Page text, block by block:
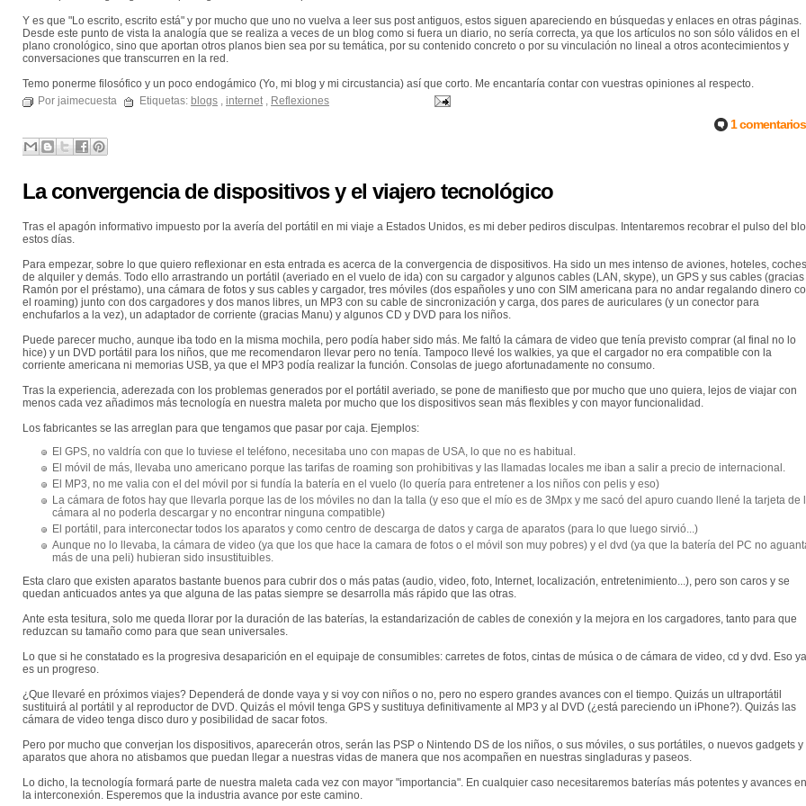
Y es que "Lo escrito, escrito está" y por mucho que uno no vuelva a leer sus post antiguos, estos siguen apareciendo en búsquedas y enlaces en otras páginas.
Desde este punto de vista la analogía que se realiza a veces de un blog como si fuera un diario, no sería correcta, ya que los artículos no son sólo válidos en el
plano cronológico, sino que aportan otros planos bien sea por su temática, por su contenido concreto o por su vinculación no lineal a otros acontecimientos y
conversaciones que transcurren en la red.
Temo ponerme filosófico y un poco endogámico (Yo, mi blog y mi circustancia) así que corto. Me encantaría contar con vuestras opiniones al respecto.
Por jaimecuesta
Etiquetas: blogs , internet , Reflexiones
1 comentarios
La convergencia de dispositivos y el viajero tecnológico
Tras el apagón informativo impuesto por la avería del portátil en mi viaje a Estados Unidos, es mi deber pediros disculpas. Intentaremos recobrar el pulso del
estos días.
Para empezar, sobre lo que quiero reflexionar en esta entrada es acerca de la convergencia de dispositivos. Ha sido un mes intenso de aviones, hoteles, coches
de alquiler y demás. Todo ello arrastrando un portátil (averiado en el vuelo de ida) con su cargador y algunos cables (LAN, skype), un GPS y sus cables (gracias
Ramón por el préstamo), una cámara de fotos y sus cables y cargador, tres móviles (dos españoles y uno con SIM americana para no andar regalando dinero
el roaming) junto con dos cargadores y dos manos libres, un MP3 con su cable de sincronización y carga, dos pares de auriculares (y un conector para
enchufarlos a la vez), un adaptador de corriente (gracias Manu) y algunos CD y DVD para los niños.
Puede parecer mucho, aunque iba todo en la misma mochila, pero podía haber sido más. Me faltó la cámara de video que tenía previsto comprar (al final no lo
hice) y un DVD portátil para los niños, que me recomendaron llevar pero no tenía. Tampoco llevé los walkies, ya que el cargador no era compatible con la
corriente americana ni memorias USB, ya que el MP3 podía realizar la función. Consolas de juego afortunadamente no consumo.
Tras la experiencia, aderezada con los problemas generados por el portátil averiado, se pone de manifiesto que por mucho que uno quiera, lejos de viajar con
menos cada vez añadimos más tecnología en nuestra maleta por mucho que los dispositivos sean más flexibles y con mayor funcionalidad.
Los fabricantes se las arreglan para que tengamos que pasar por caja. Ejemplos:
El GPS, no valdría con que lo tuviese el teléfono, necesitaba uno con mapas de USA, lo que no es habitual.
El móvil de más, llevaba uno americano porque las tarifas de roaming son prohibitivas y las llamadas locales me iban a salir a precio de internacional.
El MP3, no me valia con el del móvil por si fundía la batería en el vuelo (lo quería para entretener a los niños con pelis y eso)
La cámara de fotos hay que llevarla porque las de los móviles no dan la talla (y eso que el mío es de 3Mpx y me sacó del apuro cuando llené la tarjeta de
cámara al no poderla descargar y no encontrar ninguna compatible)
El portátil, para interconectar todos los aparatos y como centro de descarga de datos y carga de aparatos (para lo que luego sirvió...)
Aunque no lo llevaba, la cámara de video (ya que los que hace la camara de fotos o el móvil son muy pobres) y el dvd (ya que la batería del PC no
más de una peli) hubieran sido insustituibles.
Esta claro que existen aparatos bastante buenos para cubrir dos o más patas (audio, video, foto, Internet, localización, entretenimiento...), pero son caros y se
quedan anticuados antes ya que alguna de las patas siempre se desarrolla más rápido que las otras.
Ante esta tesitura, solo me queda llorar por la duración de las baterías, la estandarización de cables de conexión y la mejora en los cargadores, tanto para que
reduzcan su tamaño como para que sean universales.
Lo que si he constatado es la progresiva desaparición en el equipaje de consumibles: carretes de fotos, cintas de música o de cámara de video, cd y dvd. Eso ya
es un progreso.
¿Que llevaré en próximos viajes? Dependerá de donde vaya y si voy con niños o no, pero no espero grandes avances con el tiempo. Quizás un ultraportátil
sustituirá al portátil y al reproductor de DVD. Quizás el móvil tenga GPS y sustituya definitivamente al MP3 y al DVD (¿está pareciendo un iPhone?). Quizás las
cámara de video tenga disco duro y posibilidad de sacar fotos.
Pero por mucho que converjan los dispositivos, aparecerán otros, serán las PSP o Nintendo DS de los niños, o sus móviles, o sus portátiles, o nuevos gadgets y
aparatos que ahora no atisbamos que puedan llegar a nuestras vidas de manera que nos acompañen en nuestras singladuras y paseos.
Lo dicho, la tecnología formará parte de nuestra maleta cada vez con mayor "importancia". En cualquier caso necesitaremos baterías más potentes y avances en
la interconexión. Esperemos que la industria avance por este camino.